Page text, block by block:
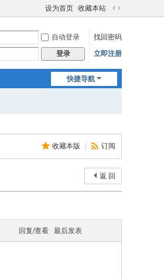
设为首页 收藏本站
切
到
宽
自动登录
找回密码
登录 立即注册
快捷导航
收藏本版 订阅
返 回
回复/查看 最后发表